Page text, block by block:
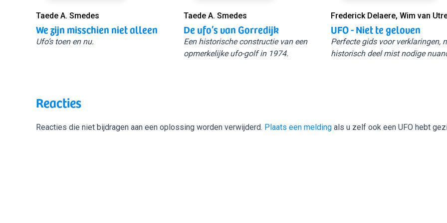
Taede A. Smedes
We zijn misschien niet alleen
Ufo’s toen en nu.
Taede A. Smedes
De ufo’s van Gorredijk
Een historische constructie van een
opmerkelijke ufo-golf in 1974.
Frederick Delaere, Wim van
UFO - Niet te geloven
Perfecte gids voor verklaringen,
historisch deel mist nodige
Reacties
Reacties die niet bijdragen aan een oplossing worden verwijderd. Plaats een melding als u zelf ook een UFO hebt